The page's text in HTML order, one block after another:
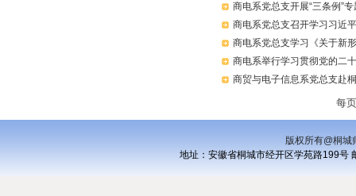
商电系党总支开展“三条例”
商电系党总支召开学习习近
商电系党总支学习《关于新
商电系举行学习贯彻党的二
商贸与电子信息系党总支赴
每
版权所有@桐城
地址：安徽省桐城市经开区学苑路199号